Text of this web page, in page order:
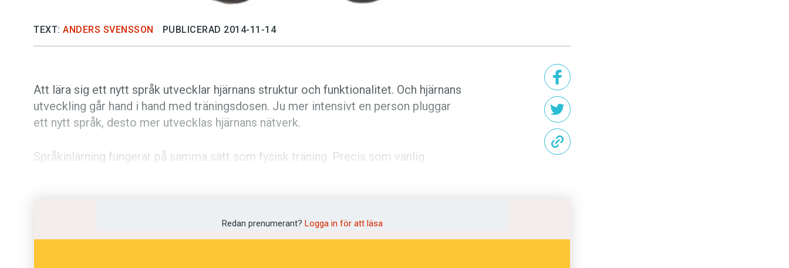
TEXT: ANDERS SVENSSON PUBLICERAD 2014-11-14
Att lära sig ett nytt språk utvecklar hjärnans struktur och funktionalitet. Och hjärnans
utveckling går hand i hand med träningsdosen. Ju mer intensivt en person pluggar
ett nytt språk, desto mer utvecklas hjärnans nätverk.
Språkinlärning fungerar på samma sätt som fysisk träning. Precis som vanlig
I studien deltog 39 personer med engelska som modersmål. De delades in i tre
Redan prenumerant? Logga in för att läsa